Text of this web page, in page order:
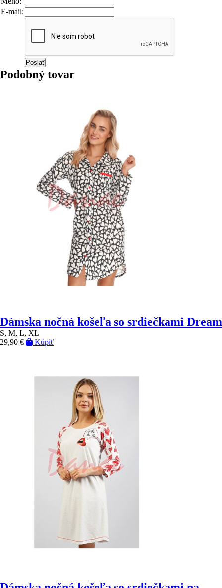
E-mail:
Podobný tovar
Dámska nočná košeľa so srdiečkami Dream
S, M, L, XL
29,90 €
Kúpiť